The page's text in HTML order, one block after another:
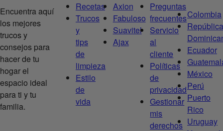
Encuentra aquí
los mejores
trucos y
consejos para
hacer de tu
hogar el
espacio ideal
para ti y tu
familia.
Recetas
Trucos
y
tips
de
limpieza
Estilo
de
vida
Axion
Fabuloso
Suavitel
Ajax
Preguntas
frecuentes
Servicio
al
cliente
Políticas
de
privacidad
Gestionar
mis
derechos
Colombia
República
Ecuador
México
Perú
Puerto
Rico
Uruguay